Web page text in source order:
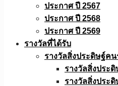
ประกาศ ปี 2567
ประกาศ ปี 2568
ประกาศ ปี 2569
รางวัลที่ได้รับ
รางวัลสิ่งประดิษฐ์ค
รางวัลสิ่งประ
รางวัลสิ่งประ